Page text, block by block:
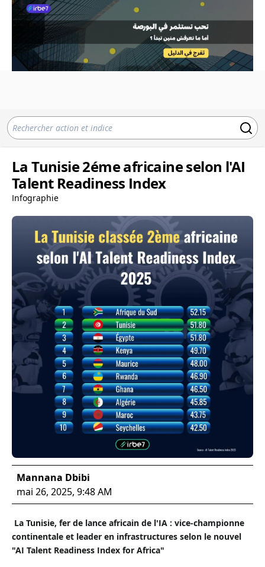
La Tunisie 2éme africaine selon l'AI
Talent Readiness Index
Infographie
Mannana Dbibi
mai 26, 2025, 9:48 AM
La Tunisie, fer de lance africain de l'IA : vice-championne
continentale et leader en infrastructures selon le nouvel
"AI Talent Readiness Index for Africa"